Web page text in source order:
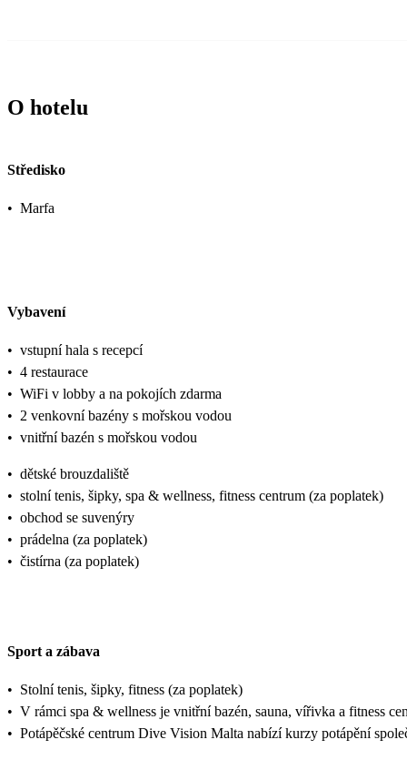
O hotelu
Středisko
• Marfa
Vybavení
• vstupní hala s recepcí
• 4 restaurace
• WiFi v lobby a na pokojích zdarma
• 2 venkovní bazény s mořskou vodou
• vnitřní bazén s mořskou vodou
• dětské brouzdaliště
• stolní tenis, šipky, spa & wellness, fitness centrum (za poplatek)
• obchod se suvenýry
• prádelna (za poplatek)
• čistírna (za poplatek)
Sport a zábava
• Stolní tenis, šipky, fitness (za poplatek)
• V rámci spa & wellness je vnitřní bazén, sauna, vířivka a fitness
• Potápěčské centrum Dive Vision Malta nabízí kurzy potápění